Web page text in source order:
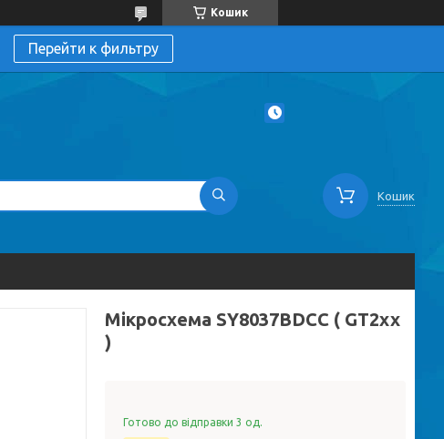
Кошик
Перейти к фильтру
Кошик
Мікросхема SY8037BDCC ( GT2xx
)
Готово до відправки 3 од.